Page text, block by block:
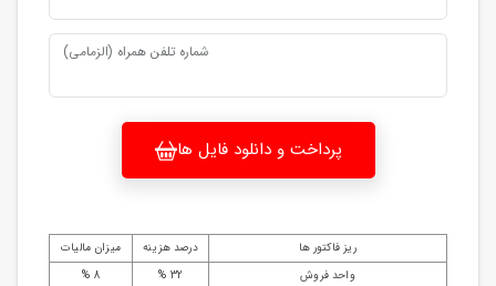
شماره تلفن همراه (الزمامی)
پرداخت و دانلود فایل ها
ریز فاکتور ها درصد هزینه
میزان مالیات
واحد فروش
32 %
8 %